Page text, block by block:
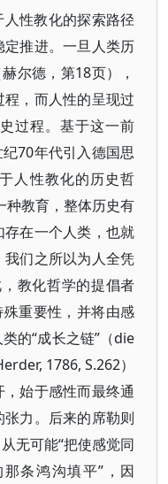
性教化的探索路径
推进。一旦人类历
尔德，第18页），
，而人性的呈现过
过程。基于这一前
70年代引入德国思
人性教化的历史哲
种教育，整体历史有
在一个人类，也就
们之所以为人全凭
教化哲学的提倡者
重要性，并将由感
的“成长之链”（die
1786, S.262）
始于感性而最终通
力。后来的席勒则
无可能“把使感觉同
条鸿沟填平”，因